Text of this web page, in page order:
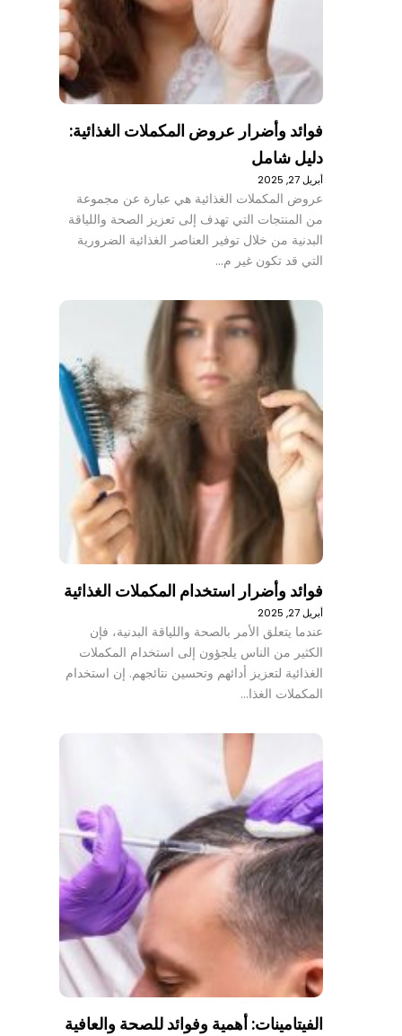
فوائد وأضرار عروض المكملات الغذائية:
دليل شامل
أبريل 27, 2025
عروض المكملات الغذائية هي عبارة عن مجموعة
من المنتجات التي تهدف إلى تعزيز الصحة واللياقة
البدنية من خلال توفير العناصر الغذائية الضرورية
التي قد تكون غير م…
فوائد وأضرار استخدام المكملات الغذائية
أبريل 27, 2025
عندما يتعلق الأمر بالصحة واللياقة البدنية، فإن
الكثير من الناس يلجؤون إلى استخدام المكملات
الغذائية لتعزيز أدائهم وتحسين نتائجهم. إن استخدام
المكملات الغذا…
الفيتامينات: أهمية وفوائد للصحة والعافية